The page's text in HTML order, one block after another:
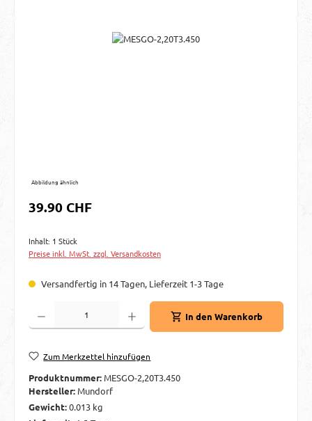
Bildergalerie überspringen
Abbildung ähnlich
Regulärer Preis:
39.90 CHF
Inhalt: 1 Stück
Preise inkl. MwSt. zzgl. Versandkosten
Versandfertig in 14 Tagen, Lieferzeit 1-3 Tage
Produkt Anzahl: Gib den gewünschten Wert ein oder benutze die Schaltflächen
In den Warenkorb
Zum Merkzettel hinzufügen
Produktnummer: MESGO-2,20T3.450
Hersteller: Mundorf
Gewicht:0.013 kg